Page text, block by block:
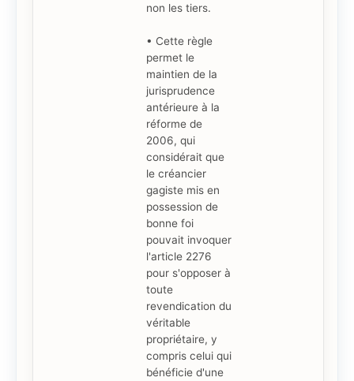
non les tiers.
• Cette règle
permet le
maintien de la
jurisprudence
antérieure à la
réforme de
2006, qui
considérait que
le créancier
gagiste mis en
possession de
bonne foi
pouvait invoquer
l'article 2276
pour s'opposer à
toute
revendication du
véritable
propriétaire, y
compris celui qui
bénéficie d'une